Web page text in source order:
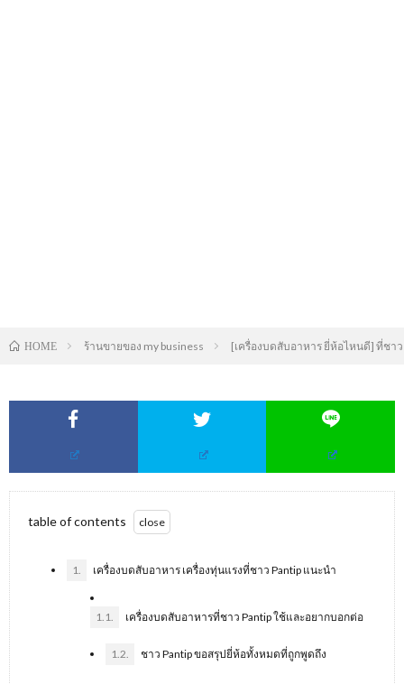
HOME ร้านขายของ my business [เครื่องบดสับอาหาร ยี่ห้อไหนดี] ที่ชา
table of contents
1. เครื่องบดสับอาหาร เครื่องทุ่นแรงที่ชาว Pantip แนะนำ
1.1. เครื่องบดสับอาหารที่ชาว Pantip ใช้และอยากบอกต่อ
1.2. ชาว Pantip ขอสรุปยี่ห้อทั้งหมดที่ถูกพูดถึง